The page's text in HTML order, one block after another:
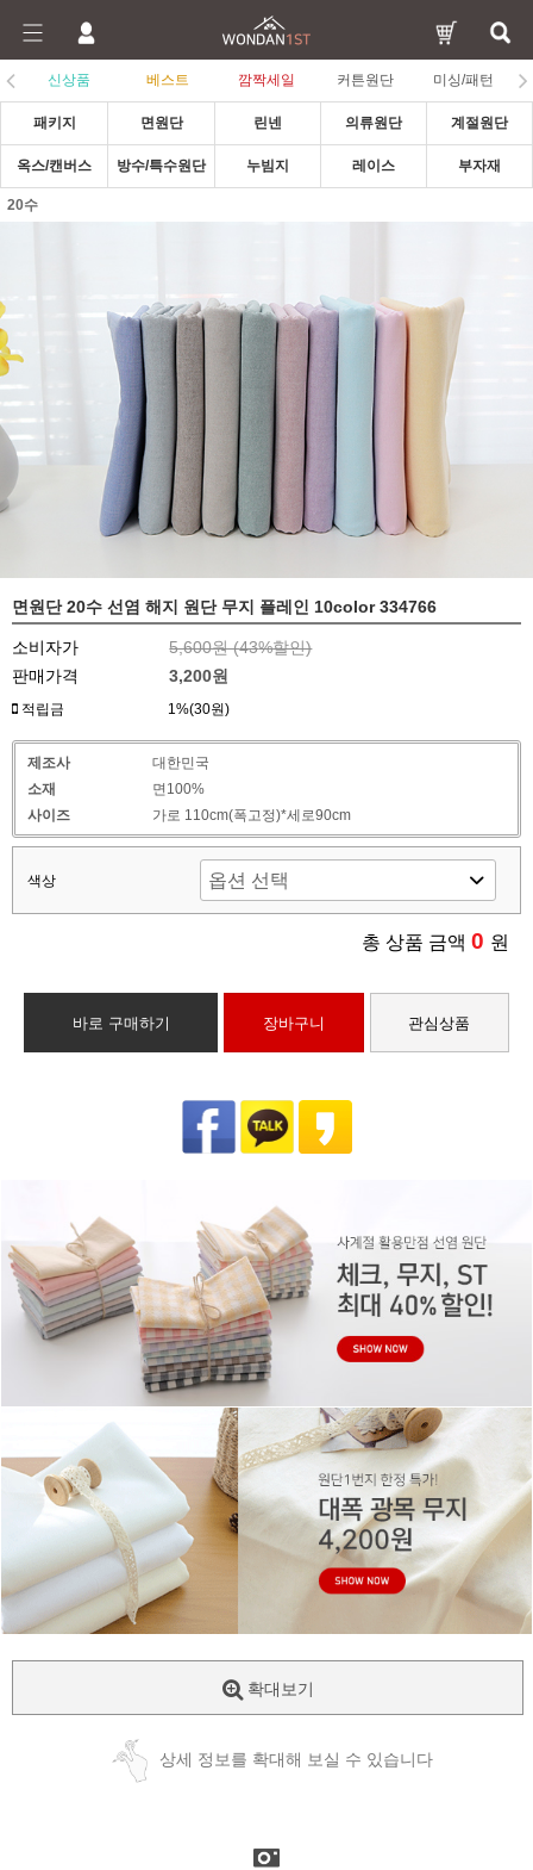
신상품 베스트 깜짝세일 커튼원단 미싱/패턴
패키지 면원단 린넨 의류원단 계절원단
옥스/캔버스 방수/특수원단 누빔지 레이스 부자재
20수
면원단 20수 선염 해지 원단 무지 플레인 10color 334766
소비자가 5,600원 (43%할인)
판매가격
3,200원
적립금 1%(30원)
제조사
대한민국
소재
면100%
사이즈
가로 110cm(폭고정)*세로90cm
색상
총 상품 금액 0 원
바로 구매하기 장바구니 관심상품
확대보기
상세 정보를 확대해 보실 수 있습니다